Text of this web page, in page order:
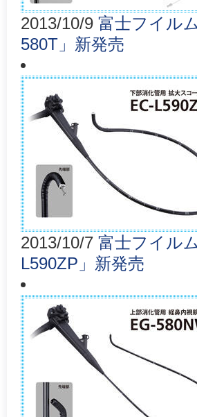
2013/10/9 富士フイル
580T」新発売
2013/10/7 富士フイル
L590ZP」新発売